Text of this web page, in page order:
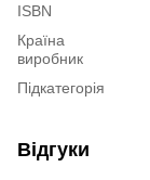
ISBN
Країна
виробник
Підкатегорія
Відгуки